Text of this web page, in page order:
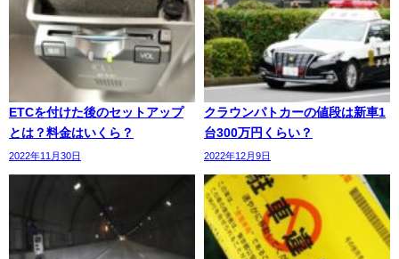
ETCを付けた後のセットアップ
とは？料金はいくら？
2022年11月30日
クラウンパトカーの値段は新車1
台300万円くらい？
2022年12月9日